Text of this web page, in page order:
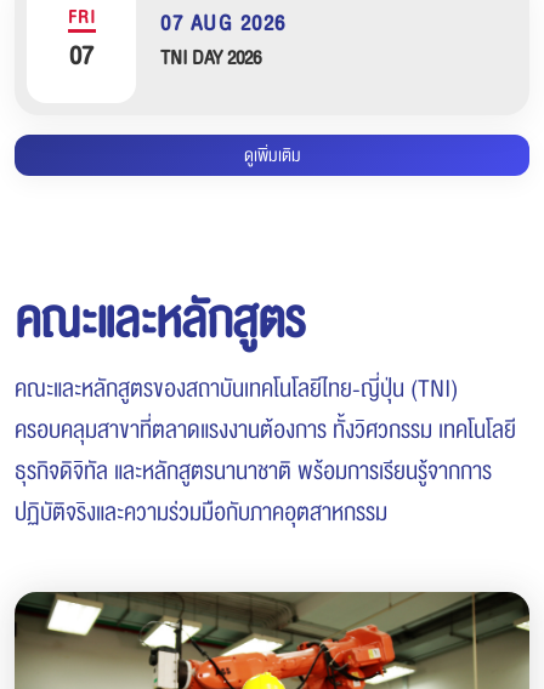
FRI
07
07 AUG 2026
TNI DAY 2026
ดูเพิ่มเติม
คณะและหลักสูตร
คณะและหลักสูตรของสถาบันเทคโนโลยีไทย-ญี่ปุ่น (TNI)
ครอบคลุมสาขาที่ตลาดแรงงานต้องการ ทั้งวิศวกรรม เทคโนโลยี
ธุรกิจดิจิทัล และหลักสูตรนานาชาติ พร้อมการเรียนรู้จากการ
ปฏิบัติจริงและความร่วมมือกับภาคอุตสาหกรรม